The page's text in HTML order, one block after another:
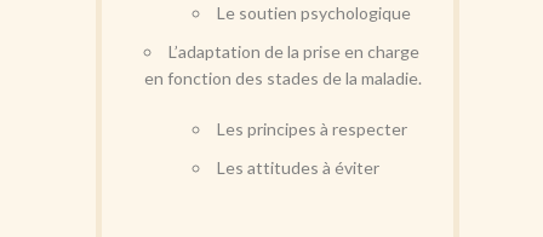
Le soutien psychologique
L’adaptation de la prise en charge
en fonction des stades de la maladie.
Les principes à respecter
Les attitudes à éviter